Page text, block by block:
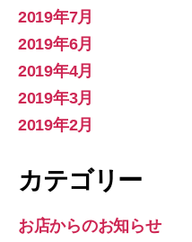
2019年7月
2019年6月
2019年4月
2019年3月
2019年2月
カテゴリー
お店からのお知らせ